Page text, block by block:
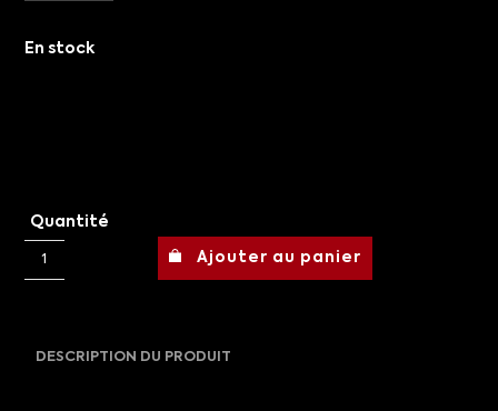
En stock
Quantité
Ajouter au panier
DESCRIPTION DU PRODUIT